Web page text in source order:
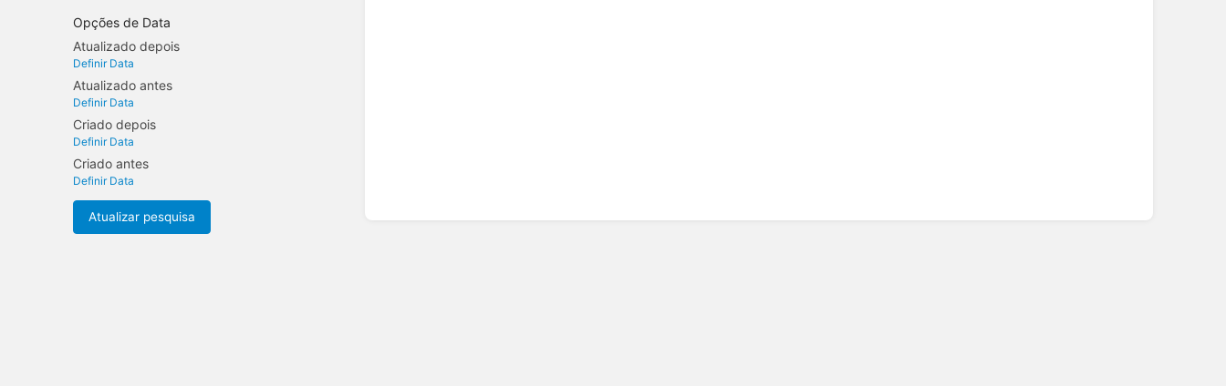
Opções de Data
Atualizado depois
Definir Data
Atualizado antes
Definir Data
Criado depois
Definir Data
Criado antes
Definir Data
Atualizar pesquisa